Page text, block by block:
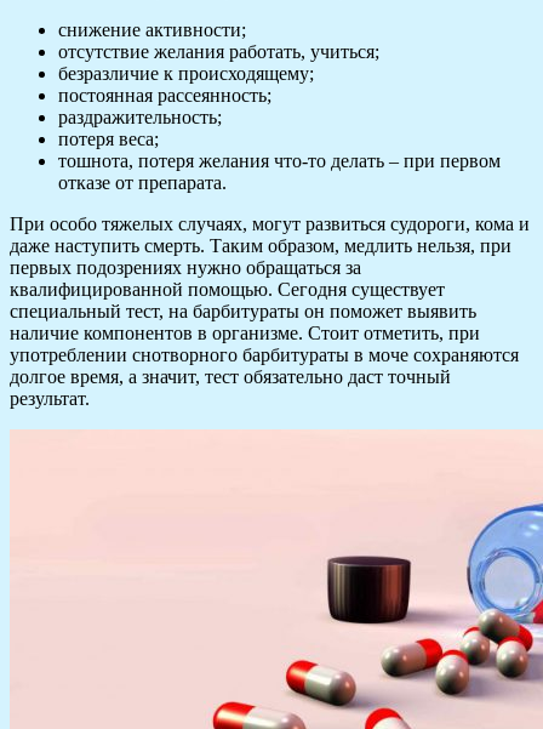
снижение активности;
отсутствие желания работать, учиться;
безразличие к происходящему;
постоянная рассеянность;
раздражительность;
потеря веса;
тошнота, потеря желания что-то делать – при первом
отказе от препарата.
При особо тяжелых случаях, могут развиться судороги, кома и
даже наступить смерть. Таким образом, медлить нельзя, при
первых подозрениях нужно обращаться за
квалифицированной помощью. Сегодня существует
специальный тест, на барбитураты он поможет выявить
наличие компонентов в организме. Стоит отметить, при
употреблении снотворного барбитураты в моче сохраняются
долгое время, а значит, тест обязательно даст точный
результат.